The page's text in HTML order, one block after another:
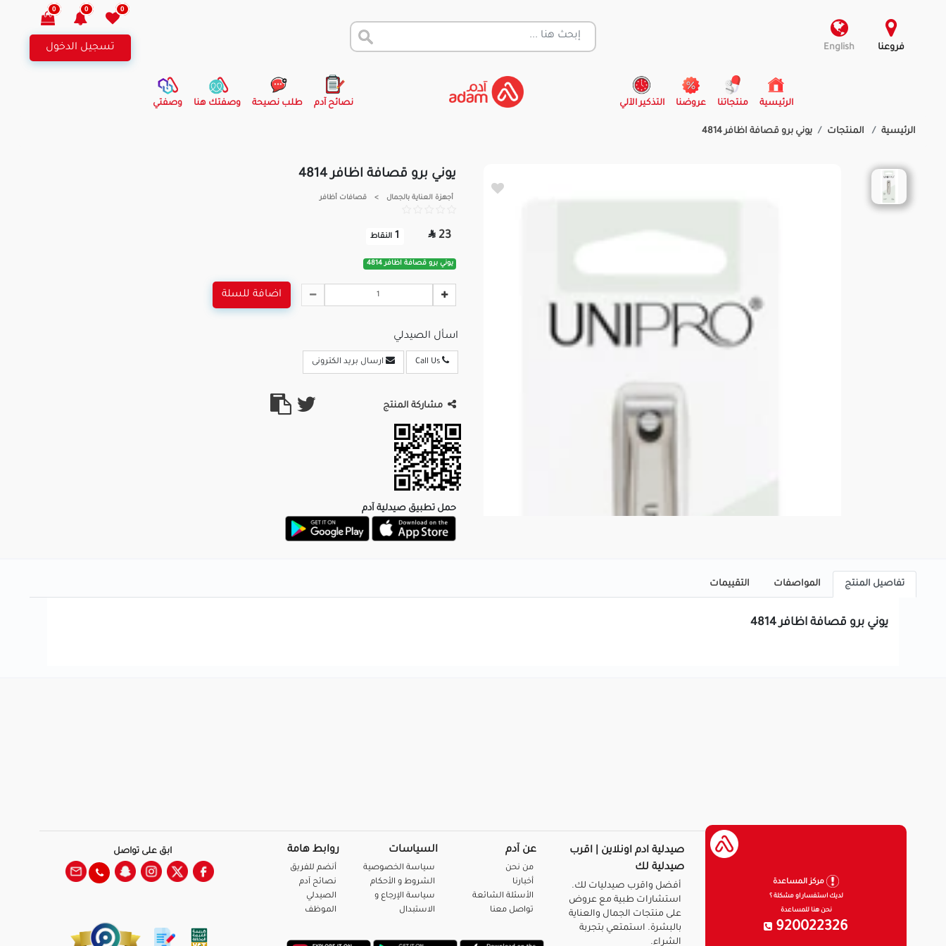
فروعنا English
0
0
0
تسجيل الدخول
الرئيسية
(current) منتجاتنا عروضنا التذكير الآلي نصائح آدم طلب نصيحة وصفتك هنا وصفتي
الرئيسية المنتجات يوني برو قصافة اظافر 4814
يوني برو قصافة اظافر 4814
أجهزة العناية بالجمال > قصافات أظافر
23

1 النقاط
يوني برو قصافة اظافر 4814
اضافة للسلة
اسأل الصيدلي
Call Us ارسال بريد الكترونى
مشاركة المنتج
حمل تطبيق صيدلية آدم
تفاصيل المنتج المواصفات التقييمات
يوني برو قصافة اظافر 4814
مركز المساعدة
لديك استفسار او مشكلة ؟
نحن هنا للمساعدة
920022326
صيدلية ادم اونلاين | اقرب
صيدلية لك
أفضل واقرب صيدليات لك.
استشارات طبية مع عروض
على منتجات الجمال والعناية
بالبشرة. استمتعي بتجربة
الشراء.
عن آدم
من نحن
أخبارنا
الأسئلة الشائعة
تواصل معنا
السياسات
سياسة الخصوصية
الشروط و الأحكام
سياسة الإرجاع و
الاستبدال
روابط هامة
أنضم للفريق
نصائح آدم
الصيدلي
الموظف
ابق على تواصل